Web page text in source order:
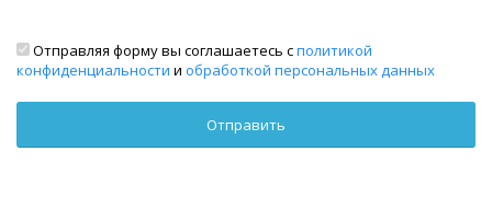
Отправляя форму вы соглашаетесь сполитикой
конфиденциальности и обработкой персональных данных